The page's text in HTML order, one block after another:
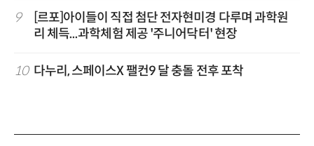
9
[르포]아이들이 직접 첨단 전자현미경 다루며 과학원
리 체득...과학체험 제공 '주니어닥터' 현장
10 다누리, 스페이스X 팰컨9 달 충돌 전후 포착